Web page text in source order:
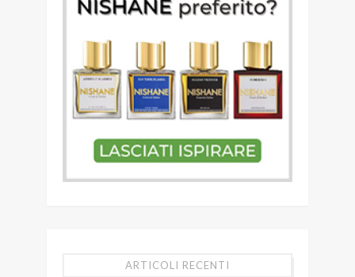
ARTICOLI RECENTI